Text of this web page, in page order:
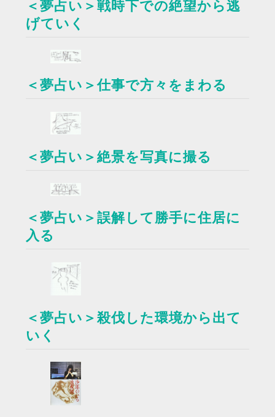
＜夢占い＞戦時下での絶望から逃
げていく
＜夢占い＞仕事で方々をまわる
＜夢占い＞絶景を写真に撮る
＜夢占い＞誤解して勝手に住居に
入る
＜夢占い＞殺伐した環境から出て
いく